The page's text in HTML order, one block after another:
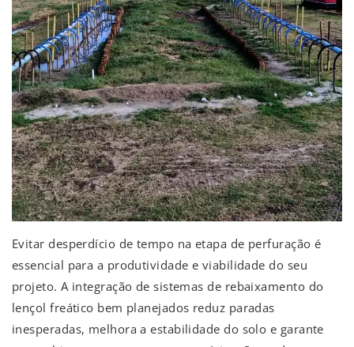
Evitar desperdício de tempo na etapa de perfuração é
essencial para a produtividade e viabilidade do seu
projeto. A integração de sistemas de rebaixamento do
lençol freático bem planejados reduz paradas
inesperadas, melhora a estabilidade do solo e garante